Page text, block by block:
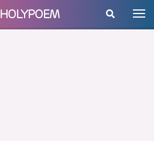
HOLYPOEM